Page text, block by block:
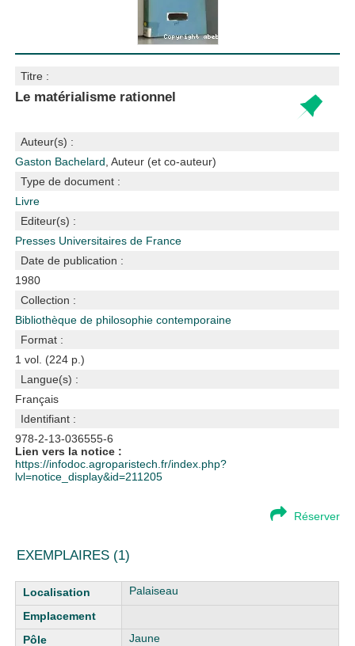
Titre :
Le matérialisme rationnel
Auteur(s) :
Gaston Bachelard , Auteur (et co-auteur)
Type de document :
Livre
Editeur(s) :
Presses Universitaires de France
Date de publication :
1980
Collection :
Bibliothèque de philosophie contemporaine
Format :
1 vol. (224 p.)
Langue(s) :
Français
Identifiant :
978-2-13-036555-6
Lien vers la notice :
https://infodoc.agroparistech.fr/index.php?
lvl=notice_display&id=211205
Réserver
EXEMPLAIRES (1)
Liste des exemplaires Palaiseau
Jaune